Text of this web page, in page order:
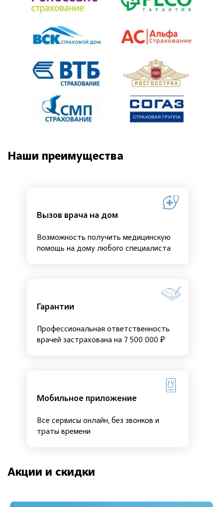
Наши преимущества
Вызов врача на дом
Возможность получить медицинскую
помощь на дому любого специалиста
Гарантии
Профессиональная ответственность
врачей застрахована на 7 500 000 ₽
Мобильное приложение
Все сервисы онлайн, без звонков и
траты времени
Акции и скидки